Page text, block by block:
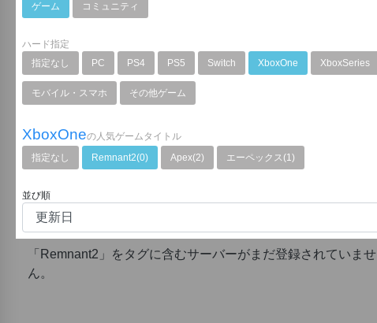
ゲーム
コミュニティ
ハード指定
指定なし
PC PS4 PS5 Switch XboxOne XboxSeries
モバイル・スマホ その他ゲーム
XboxOneの人気ゲームタイトル
指定なし
Remnant2(0) Apex(2) エーペックス(1)
並び順
「Remnant2」をタグに含むサーバーがまだ登録されていませ
ん。